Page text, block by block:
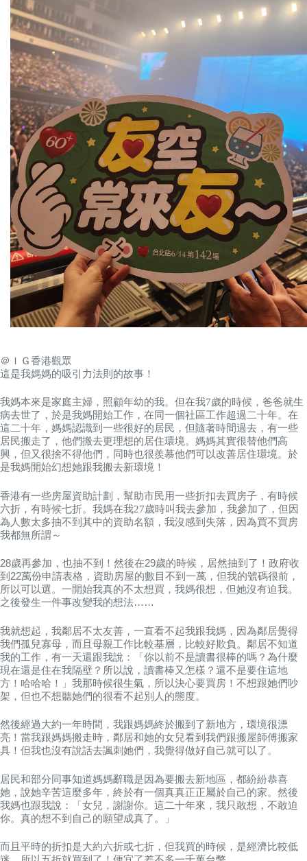
＠ＩＧ香港觀眾
這是我媽媽的吸引力法則的故事！
我媽本來是家庭主婦，照顧年幼的我。但在我7歲的時候，爸爸就生
病去世了，於是我媽開始工作，在同一個社區工作超過二十年。在
這二十年，媽媽認識到一些很好的居民，但隨著時間過去，有一些
居民搬走了，他們搬去更理想的居住環境。媽媽其實很替他們高
興，但又很捨不得他們，同時也很羨慕他們可以改善居住環境。於
是我媽開始幻想她跟我搬去新環境！
香港有一些房屋資助計劃，幫助市民用一些折扣去買房子，有時候
六折，有時候七折。我媽在我27歲時叫我去參加，我參加了，但因
為人數太多抽不到其中的資助名額，我沒感到失落，因為買不買房
我都無所謂～
28歲再參加，也抽不到！然後在29歲的時候，居然抽到了！政府收
到22萬份申請表格，資助房屋的數目不到一萬，但我的號碼很前，
所以可以選。一開始我真的不太想買，我媽很想，但她沒有迫我。
之後發生一件事改變我的想法……
我就想起，我鄰居不太友善，一直看不起我跟我媽，因為鄰居覺得
我們孤兒寡母，而且母親工作比較基層，比較好欺負。鄰居不知道
我的工作，有一天還跟我說：「你以前不是讀書很棒的嗎？為什麼
現在還是住在我隔壁？所以說，讀書棒又怎樣？還不是要住這地
方！哈哈哈！」我那時候很生氣，所以決心要買房！不想跟她們吵
架，但也不想聽她們的很看不起別人的態度。
然後經過大約一年時間，我跟媽媽終於搬到了新地方，環境很漂
亮！當我跟媽媽搬走時，鄰居和她的女兒看到我們跟搬屋師傅搬家
具！但我也沒有說話去諷刺她們，我覺得做好自己就可以了。
居民和部分同事知道媽媽辭職是因為要搬去新地區，都紛紛恭喜
她，說她辛苦這麼多年，終於有一個真真正正屬於自己的家。然後
我媽也跟我說：「女兒，謝謝你。這二十年來，我只敢想，不敢迫
你。真的想不到自己的願望成真了。」
而且平時的折扣是大約六折或七折，但我買的時候，是經濟比較低